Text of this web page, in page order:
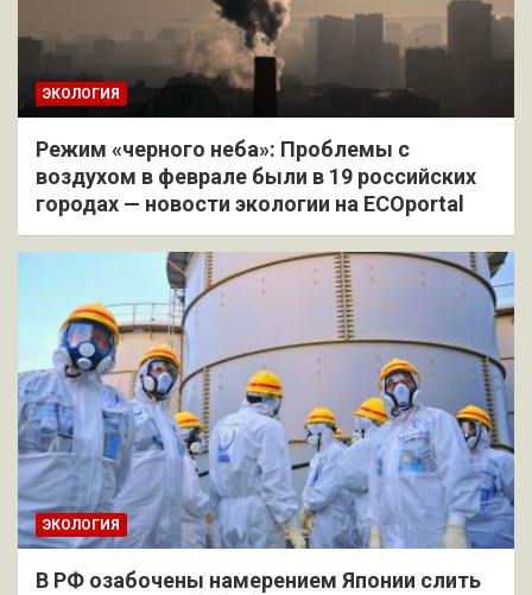
ЭКОЛОГИЯ
Режим «черного неба»: Проблемы с
воздухом в феврале были в 19 российских
городах — новости экологии на ECOportal
ЭКОЛОГИЯ
В РФ озабочены намерением Японии слить